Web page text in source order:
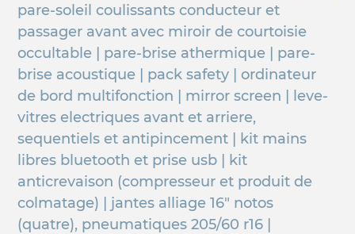
pare-soleil coulissants conducteur et
passager avant avec miroir de courtoisie
occultable | pare-brise athermique | pare-
brise acoustique | pack safety | ordinateur
de bord multifonction | mirror screen | leve-
vitres electriques avant et arriere,
sequentiels et antipincement | kit mains
libres bluetooth et prise usb | kit
anticrevaison (compresseur et produit de
colmatage) | jantes alliage 16" notos
(quatre), pneumatiques 205/60 r16 |